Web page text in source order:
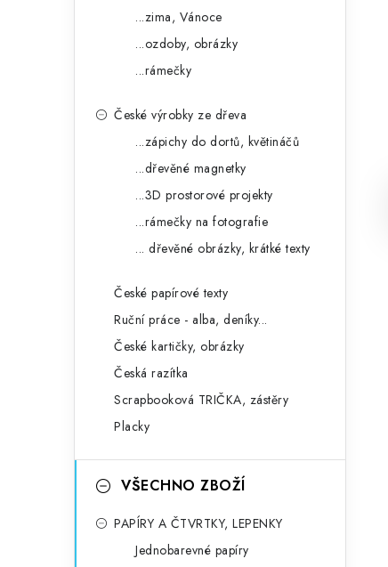
...zima, Vánoce
...ozdoby, obrázky
...rámečky
České výrobky ze dřeva
...zápichy do dortů, květináčů
...dřevěné magnetky
...3D prostorové projekty
...rámečky na fotografie
... dřevěné obrázky, krátké texty
České papírové texty
Ruční práce - alba, deníky...
České kartičky, obrázky
Česká razítka
Scrapbooková TRIČKA, zástěry
Placky
VŠECHNO ZBOŽÍ
PAPÍRY A ČTVRTKY, LEPENKY
Jednobarevné papíry